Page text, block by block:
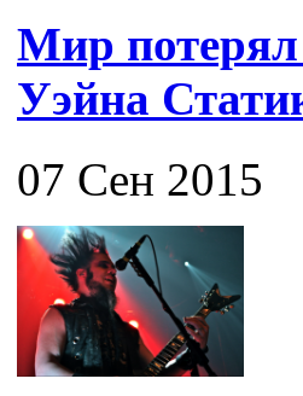
Мир потерял
Уэйна
07 Сен 2015